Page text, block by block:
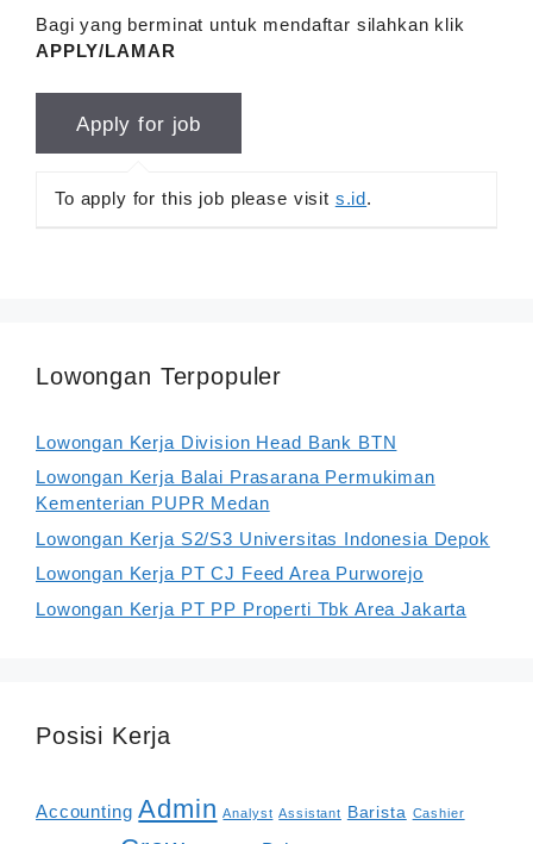
Bagi yang berminat untuk mendaftar silahkan klik
APPLY/LAMAR
To apply for this job please visit s.id.
Lowongan Terpopuler
Lowongan Kerja Division Head Bank BTN
Lowongan Kerja Balai Prasarana Permukiman
Kementerian PUPR Medan
Lowongan Kerja S2/S3 Universitas Indonesia Depok
Lowongan Kerja PT CJ Feed Area Purworejo
Lowongan Kerja PT PP Properti Tbk Area Jakarta
Posisi Kerja
Accounting Admin Analyst Assistant Barista Cashier